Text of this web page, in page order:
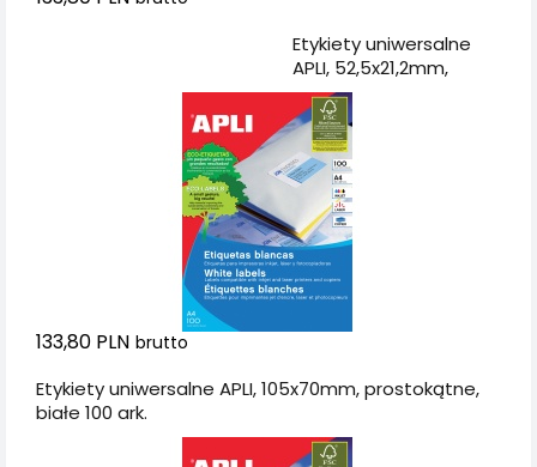
Etykiety uniwersalne
APLI, 52,5x21,2mm,
prostokątne, białe 100
ark.
133,80 PLN brutto
Etykiety uniwersalne APLI, 105x70mm, prostokątne,
białe 100 ark.